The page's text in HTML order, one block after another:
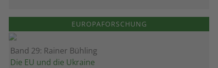
EUROPAFORSCHUNG
Band 29: Rainer Bühling
Die EU und die Ukraine